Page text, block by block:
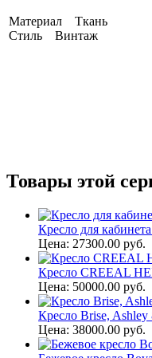
Материал Ткань
Стиль Винтаж
Товары этой
Кресло для
Цена: 27300.00 руб.
Кресло CREEAL
Цена: 50000.00 руб.
Кресло Brise, Ashley
Цена: 38000.00 руб.